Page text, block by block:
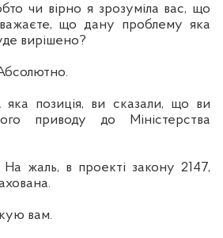
чи вірно я зрозуміла вас, що
що дану проблему яка
вирішено?
позиція, ви сказали, що ви
приводу до Міністерства
На жаль, в проекті закону 2147,
вам.